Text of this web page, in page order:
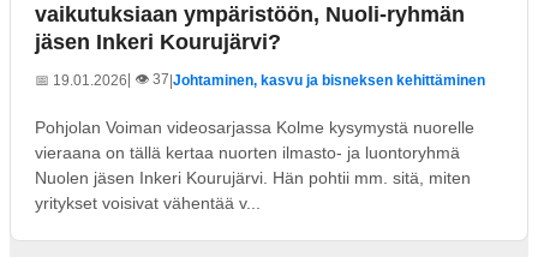
vaikutuksiaan ympäristöön, Nuoli-ryhmän
jäsen Inkeri Kourujärvi?
📅 19.01.2026| 👁️ 37 Johtaminen, kasvu ja bisneksen kehittäminen
Pohjolan Voiman videosarjassa Kolme kysymystä nuorelle
vieraana on tällä kertaa nuorten ilmasto- ja luontoryhmä
Nuolen jäsen Inkeri Kourujärvi. Hän pohtii mm. sitä, miten
yritykset voisivat vähentää v...